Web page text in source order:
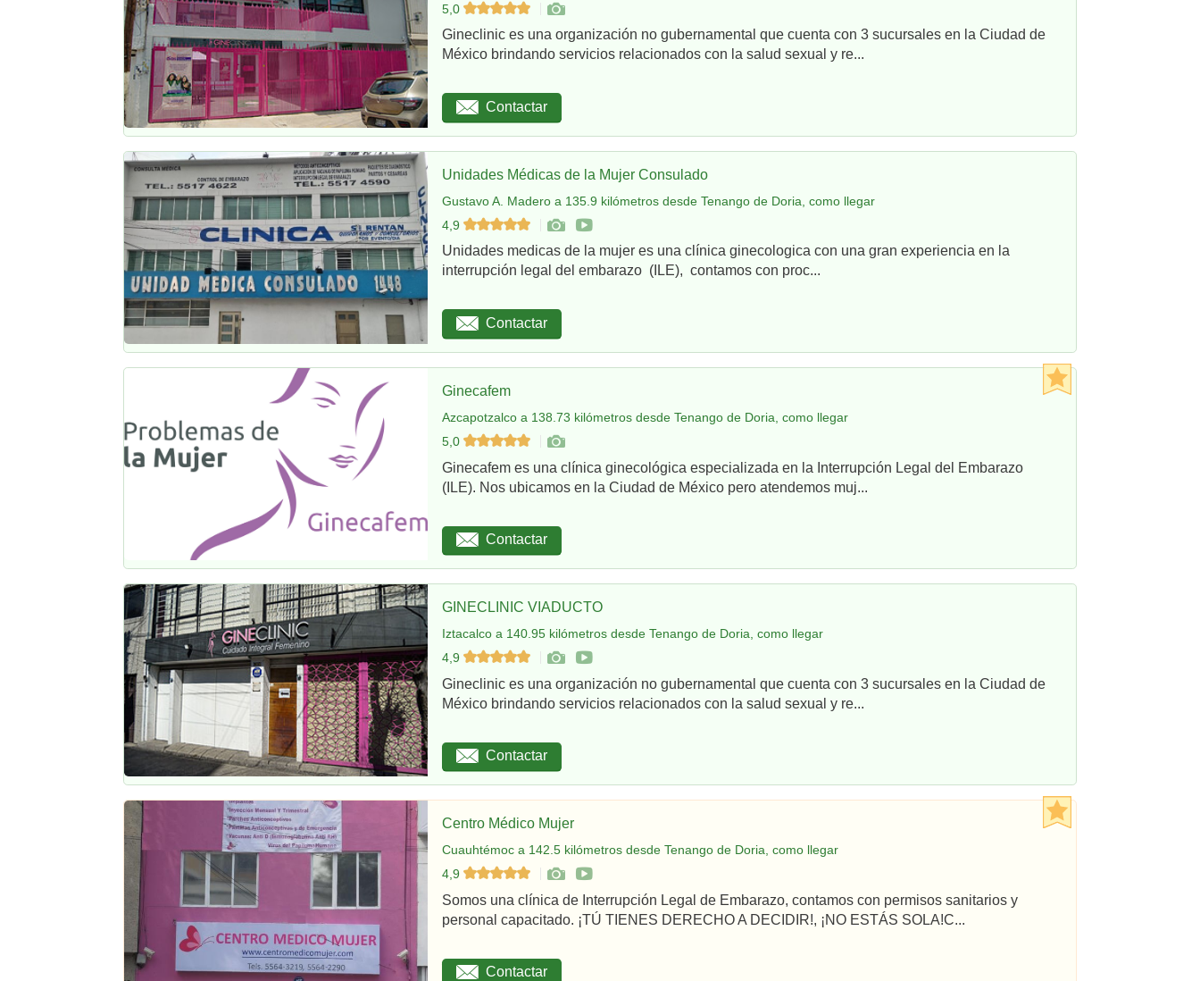
5,0
Gineclinic es una organización no gubernamental que cuenta con 3 sucursales en la Ciudad de
México brindando servicios relacionados con la salud sexual y re...
Contactar
Unidades Médicas de la Mujer Consulado
Gustavo A. Madero a 135.9 kilómetros desde Tenango de Doria, como llegar
4,9
Unidades medicas de la mujer es una clínica ginecologica con una gran experiencia en la
interrupción legal del embarazo (ILE), contamos con proc...
Contactar
Ginecafem
Azcapotzalco a 138.73 kilómetros desde Tenango de Doria, como llegar
5,0
Ginecafem es una clínica ginecológica especializada en la Interrupción Legal del Embarazo
(ILE). Nos ubicamos en la Ciudad de México pero atendemos muj...
Contactar
GINECLINIC VIADUCTO
Iztacalco a 140.95 kilómetros desde Tenango de Doria, como llegar
4,9
Gineclinic es una organización no gubernamental que cuenta con 3 sucursales en la Ciudad de
México brindando servicios relacionados con la salud sexual y re...
Contactar
Centro Médico Mujer
Cuauhtémoc a 142.5 kilómetros desde Tenango de Doria, como llegar
4,9
Somos una clínica de Interrupción Legal de Embarazo, contamos con permisos sanitarios y
personal capacitado. ¡TÚ TIENES DERECHO A DECIDIR!, ¡NO ESTÁS SOLA!C...
Contactar